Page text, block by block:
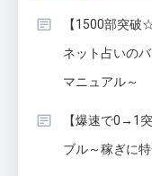
【1500部突
ネット占いの
マニュアル～
【爆速で0→1
ブル～稼ぎに